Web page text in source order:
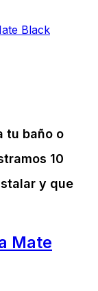
tu baño o
10
y que
Mate
Black